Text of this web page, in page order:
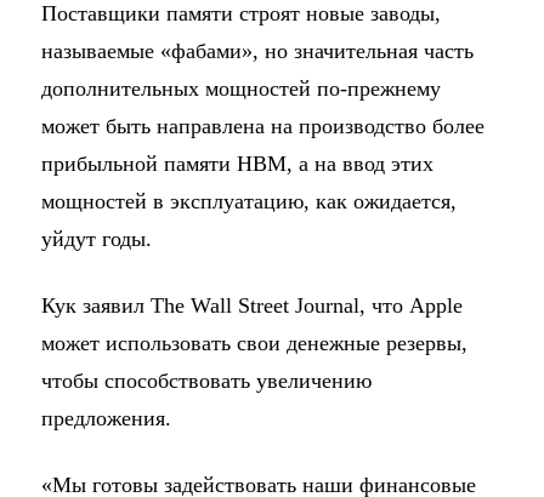
Поставщики памяти строят новые заводы,
называемые «фабами», но значительная часть
дополнительных мощностей по-прежнему
может быть направлена на производство более
прибыльной памяти HBM, а на ввод этих
мощностей в эксплуатацию, как ожидается,
уйдут годы.
Кук заявил The Wall Street Journal, что Apple
может использовать свои денежные резервы,
чтобы способствовать увеличению
предложения.
«Мы готовы задействовать наши финансовые